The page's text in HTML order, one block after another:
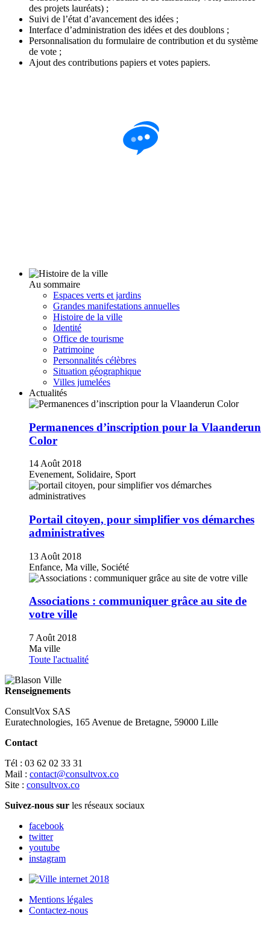
des projets lauréats) ;
Suivi de l’état d’avancement des idées ;
Interface d’administration des idées et des doublons ;
Personnalisation du formulaire de contribution et du système
de vote ;
Ajout des contributions papiers et votes papiers.
Au sommaire
Espaces verts et jardins
Grandes manifestations annuelles
Histoire de la ville
Identité
Office de tourisme
Patrimoine
Personnalités célèbres
Situation géographique
Villes jumelées
Actualités
Permanences d’inscription pour la Vlaanderun
Color
14 Août 2018
Evenement, Solidaire, Sport
Portail citoyen, pour simplifier vos démarches
administratives
13 Août 2018
Enfance, Ma ville, Société
Associations : communiquer grâce au site de
votre ville
7 Août 2018
Ma ville
Toute l'actualité
Renseignements
ConsultVox SAS
Euratechnologies, 165 Avenue de Bretagne, 59000 Lille
Contact
Tél : 03 62 02 33 31
Mail : contact@consultvox.co
Site : consultvox.co
Suivez-nous sur les réseaux sociaux
facebook
twitter
youtube
instagram
Mentions légales
Contactez-nous